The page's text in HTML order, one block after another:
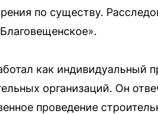
по существу.
как индивидуальный
организаций. Он
проведение